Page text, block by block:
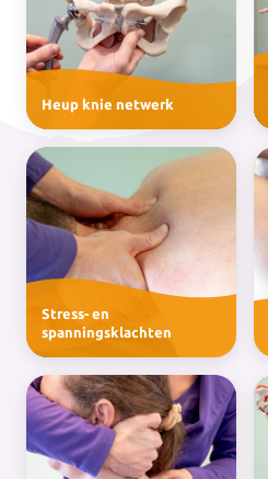
Heup knie netwerk
Stress- en
spanningsklachten